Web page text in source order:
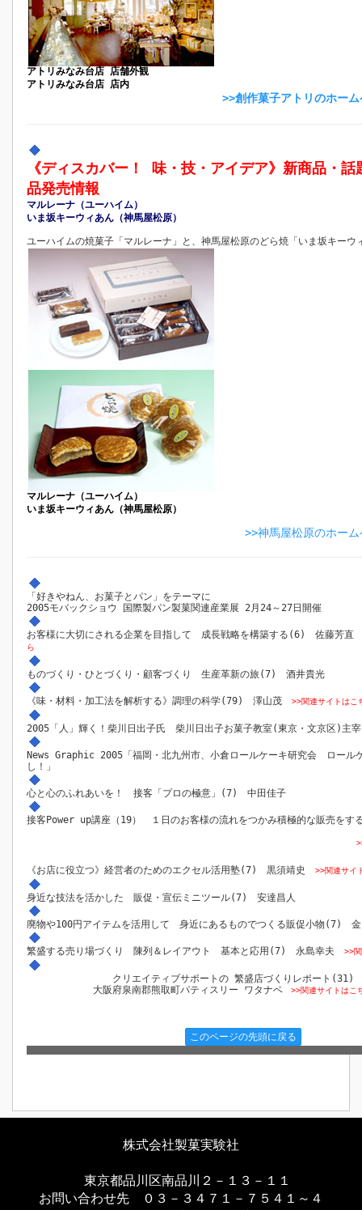
アトリみなみ台店 店舗外観
アトリみなみ台店 店内
>>創作菓子アトリのホー
《ディスカバー！ 味・技・アイデア》新商品・話
品発売情報
マルレーナ（ユーハイム）
いま坂キーウィあん（神馬屋松原）
ユーハイムの焼菓子「マルレーナ」と、神馬屋松原のどら焼「いま坂キーウ
マルレーナ（ユーハイム）
いま坂キーウィあん（神馬屋松原）
>>神馬屋松原のホー
「好きやねん、お菓子とパン」をテーマに
2005モバックショウ 国際製パン製菓関連産業展 2月24～27日開催
お客様に大切にされる企業を目指して 成長戦略を構築する(6) 佐藤芳
ら
ものづくり・ひとづくり・顧客づくり 生産革新の旅(7) 酒井貴光
《味・材料・加工法を解析する》調理の科学(79) 澤山茂 >>関連サイトはこ
2005「人」輝く！柴川日出子氏 柴川日出子お菓子教室(東京・文京区)主宰
News Graphic 2005「福岡・北九州市、小倉ロールケーキ研究会 ロール
し！」
心と心のふれあいを！ 接客「プロの極意」(7) 中田佳子
接客Power up講座（19） １日のお客様の流れをつかみ積極的な販売をす
《お店に役立つ》経営者のためのエクセル活用塾(7) 黒須靖史 >>関連サイ
身近な技法を活かした 販促・宣伝ミニツール(7) 安達昌人
廃物や100円アイテムを活用して 身近にあるものでつくる販促小物(7)
繁盛する売り場づくり 陳列＆レイアウト 基本と応用(7) 永島幸夫 >>
クリエイティブサポートの 繁盛店づくりレポート(31)
大阪府泉南郡熊取町パティスリー ワタナベ
>>関連サイトはこ
このページの先頭に戻る
株式会社製菓実験社
東京都品川区南品川２－１３－１１
お問い合わせ先 ０３－３４７１－７５４１～４